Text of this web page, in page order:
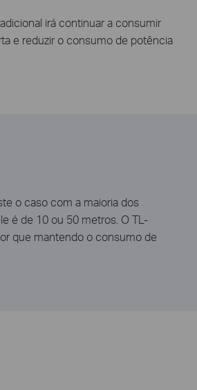
irá continuar a consumir
e reduzir o consumo de potência
o caso com a maioria dos
é de 10 ou 50 metros. O TL-
que mantendo o consumo de